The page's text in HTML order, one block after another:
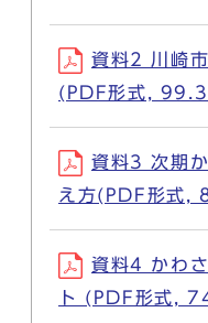
資料2 川崎
(PDF形式,
資料3 次期
え方(PDF形式,
資料4 かわ
ト (PDF形式,